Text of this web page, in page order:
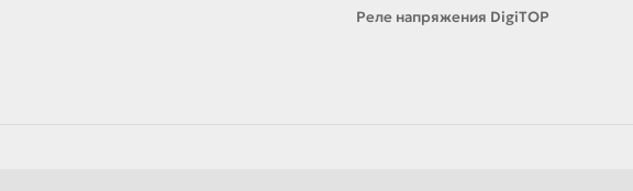
Реле напряжения DigiTOP